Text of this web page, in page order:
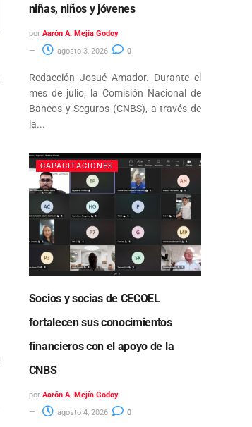
niñas, niños y jóvenes
por Aarón A. Mejía Godoy
agosto 3, 2026
0
Redacción Josué Amador. Durante el
mes de julio, la Comisión Nacional de
Bancos y Seguros (CNBS), a través de
la...
CAPACITACIONES
Socios y socias de CECOEL
fortalecen sus conocimientos
financieros con el apoyo de la
CNBS
por Aarón A. Mejía Godoy
agosto 4, 2026
0